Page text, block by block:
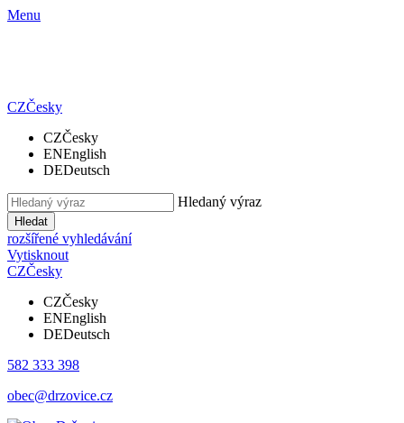
Menu
CZČesky
CZČesky
ENEnglish
DEDeutsch
Hledaný výraz
Hledat
rozšířené vyhledávání
Vytisknout
CZČesky
CZČesky
ENEnglish
DEDeutsch
582 333 398
obec@drzovice.cz